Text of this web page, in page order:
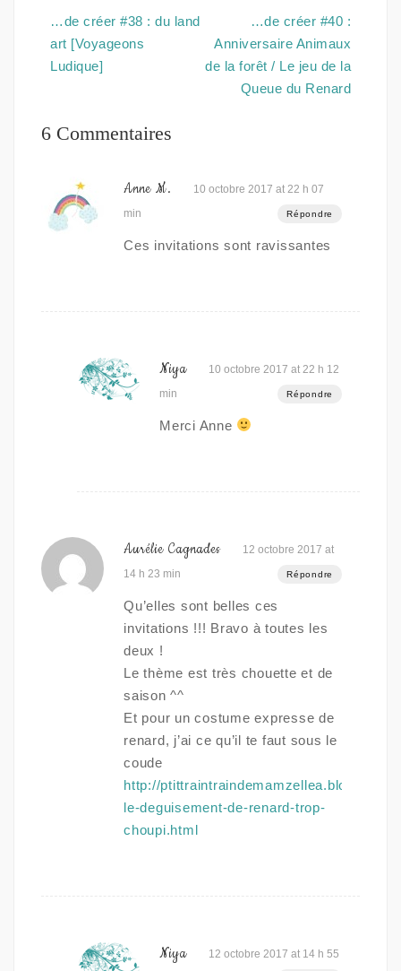
Navigation
de
l’article
…de créer #38 : du land
art [Voyageons
Ludique]
…de créer #40 :
Anniversaire Animaux
de la forêt / Le jeu de la
Queue du Renard
6 Commentaires
Anne M.
10 octobre 2017 at 22 h 07
min
Répondre
Ces invitations sont ravissantes
Niya
10 octobre 2017 at 22 h 12
min
Répondre
Merci Anne
Aurélie Cagnades
12 octobre 2017 at
14 h 23 min
Répondre
Qu’elles sont belles ces
invitations !!! Bravo à toutes les
deux !
Le thème est très chouette et de
saison ^^
Et pour un costume expresse de
renard, j’ai ce qu’il te faut sous le
coude
http://
le-deguisement-de-renard-trop-
choupi.html
Niya
12 octobre 2017 at 14 h 55